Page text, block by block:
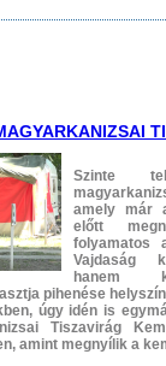
Szinte
amely már
előtt
folyamatos
Vajdaság
hanem
pihenése
úgy idén is
Tiszavirág
amint megnyílik a